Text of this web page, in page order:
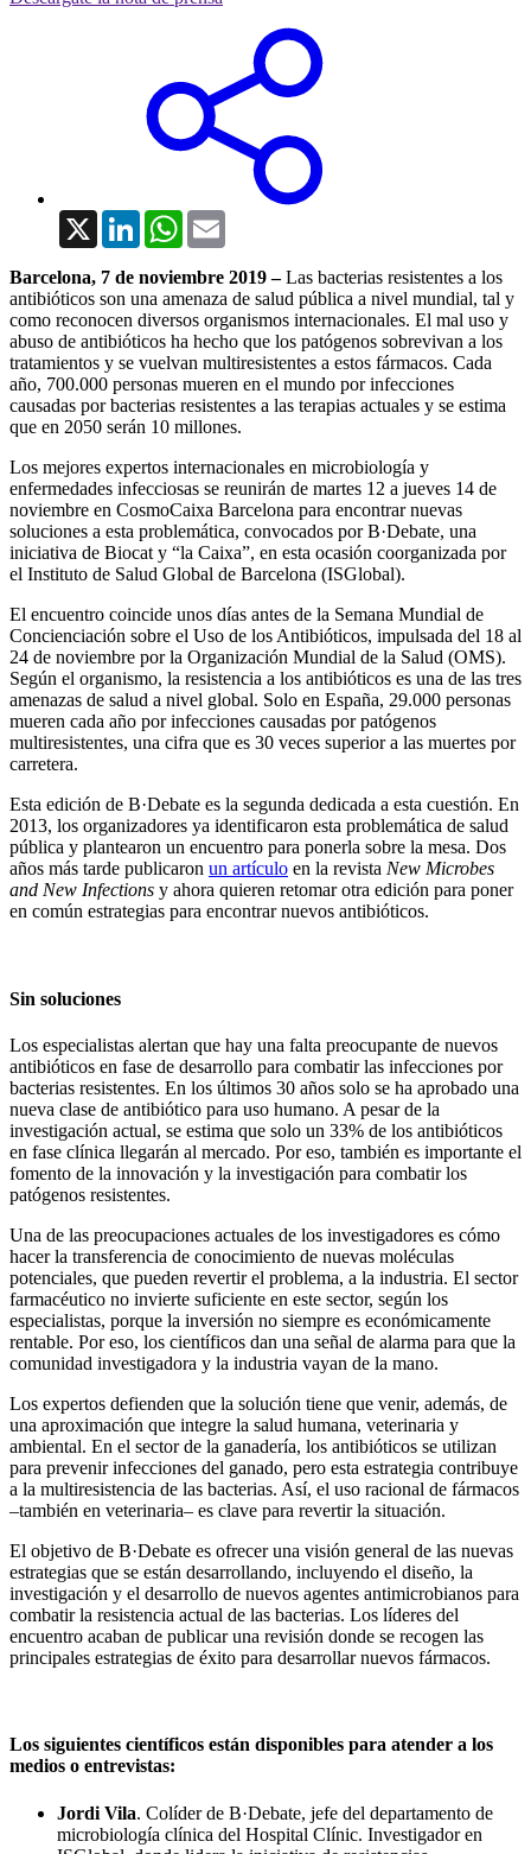
X LinkedInWhatsApp
Barcelona, 7 de noviembre 2019 –Las bacterias resistentes a los
antibióticos son una amenaza de salud pública a nivel mundial, tal y
como reconocen diversos organismos internacionales. El mal uso y
abuso de antibióticos ha hecho que los patógenos sobrevivan a los
tratamientos y se vuelvan multiresistentes a estos fármacos. Cada
año, 700.000 personas mueren en el mundo por infecciones
causadas por bacterias resistentes a las terapias actuales y se estima
que en 2050 serán 10 millones.
Los mejores expertos internacionales en microbiología y
enfermedades infecciosas se reunirán de martes 12 a jueves 14 de
noviembre en CosmoCaixa Barcelona para encontrar nuevas
soluciones a esta problemática, convocados por B·Debate, una
iniciativa de Biocat y “la Caixa”, en esta ocasión coorganizada por
el Instituto de Salud Global de Barcelona (ISGlobal).
El encuentro coincide unos días antes de la Semana Mundial de
Concienciación sobre el Uso de los Antibióticos, impulsada del 18 al
24 de noviembre por la Organización Mundial de la Salud (OMS).
Según el organismo, la resistencia a los antibióticos es una de las tres
amenazas de salud a nivel global. Solo en España, 29.000 personas
mueren cada año por infecciones causadas por patógenos
multiresistentes, una cifra que es 30 veces superior a las muertes por
carretera.
Esta edición de B·Debate es la segunda dedicada a esta cuestión. En
2013, los organizadores ya identificaron esta problemática de salud
pública y plantearon un encuentro para ponerla sobre la mesa. Dos
años más tarde publicaron un artículo en la revista New Microbes
and New Infections y ahora quieren retomar otra edición para poner
en común estrategias para encontrar nuevos antibióticos.
Sin soluciones
Los especialistas alertan que hay una falta preocupante de nuevos
antibióticos en fase de desarrollo para combatir las infecciones por
bacterias resistentes. En los últimos 30 años solo se ha aprobado una
nueva clase de antibiótico para uso humano. A pesar de la
investigación actual, se estima que solo un 33% de los antibióticos
en fase clínica llegarán al mercado. Por eso, también es importante el
fomento de la innovación y la investigación para combatir los
patógenos resistentes.
Una de las preocupaciones actuales de los investigadores es cómo
hacer la transferencia de conocimiento de nuevas moléculas
potenciales, que pueden revertir el problema, a la industria. El sector
farmacéutico no invierte suficiente en este sector, según los
especialistas, porque la inversión no siempre es económicamente
rentable. Por eso, los científicos dan una señal de alarma para que la
comunidad investigadora y la industria vayan de la mano.
Los expertos defienden que la solución tiene que venir, además, de
una aproximación que integre la salud humana, veterinaria y
ambiental. En el sector de la ganadería, los antibióticos se utilizan
para prevenir infecciones del ganado, pero esta estrategia contribuye
a la multiresistencia de las bacterias. Así, el uso racional de fármacos
–también en veterinaria– es clave para revertir la situación.
El objetivo de B·Debate es ofrecer una visión general de las nuevas
estrategias que se están desarrollando, incluyendo el diseño, la
investigación y el desarrollo de nuevos agentes antimicrobianos para
combatir la resistencia actual de las bacterias. Los líderes del
encuentro acaban de publicar una revisión donde se recogen las
principales estrategias de éxito para desarrollar nuevos fármacos.
Los siguientes científicos están disponibles para atender a los
medios o entrevistas:
Jordi Vila. Colíder de B·Debate, jefe del departamento de
microbiología clínica del Hospital Clínic. Investigador en